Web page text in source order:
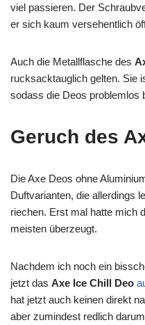
viel passieren. Der
er sich kaum versehentlich
Auch die Metallflasche des
rucksacktauglich gelten. Sie
sodass die Deos problemlos
Geruch des
Die Axe Deos ohne
Duftvarianten, die allerdings
riechen. Erst mal hatte mich
meisten überzeugt.
Nachdem ich noch ein
jetzt das Axe Ice Chill Deo
hat jetzt auch keinen direkt
aber zumindest redlich